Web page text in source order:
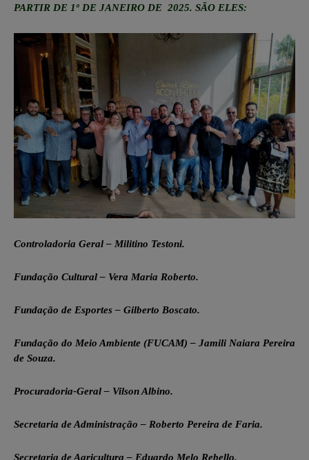
PARTIR DE 1º DE JANEIRO DE 2025. SÃO ELES:
Controladoria Geral – Militino Testoni.
Fundação Cultural – Vera Maria Roberto.
Fundação de Esportes – Gilberto Boscato.
Fundação do Meio Ambiente (FUCAM) – Jamili Naiara Pereira
de Souza.
Procuradoria-Geral – Vilson Albino.
Secretaria de Administração – Roberto Pereira de Faria.
Secretaria de Agricultura – Eduardo Melo Rebello.